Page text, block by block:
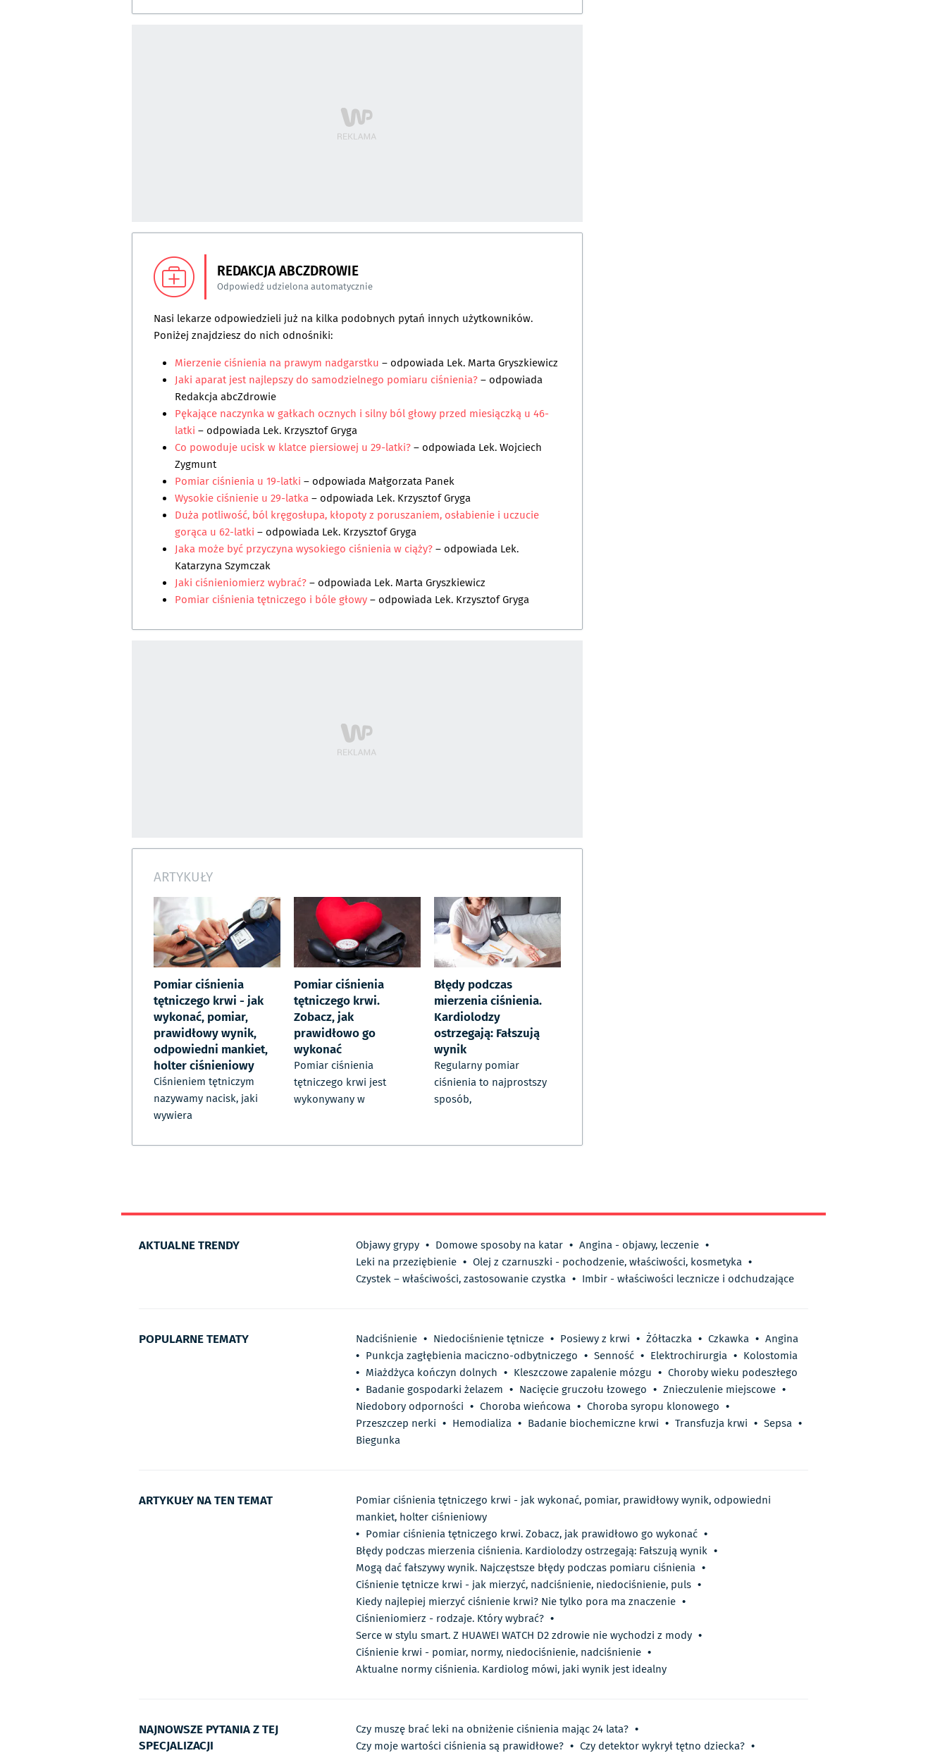
REDAKCJA ABCZDROWIE
Odpowiedź udzielona automatycznie
Nasi lekarze odpowiedzieli już na kilka podobnych pytań innych użytkowników.
Poniżej znajdziesz do nich odnośniki:
Mierzenie ciśnienia na prawym nadgarstku – odpowiada Lek. Marta Gryszkiewicz
Jaki aparat jest najlepszy do samodzielnego pomiaru ciśnienia?– odpowiada
Redakcja abcZdrowie
Pękające naczynka w gałkach ocznych i silny ból głowy przed miesiączką u 46-
latki – odpowiada Lek. Krzysztof Gryga
Co powoduje ucisk w klatce piersiowej u 29-latki?– odpowiada Lek. Wojciech
Zygmunt
Pomiar ciśnienia u 19-latki – odpowiada Małgorzata Panek
Wysokie ciśnienie u 29-latka– odpowiada Lek. Krzysztof Gryga
Duża potliwość, ból kręgosłupa, kłopoty z poruszaniem, osłabienie i uczucie
gorąca u 62-latki – odpowiada Lek. Krzysztof Gryga
Jaka może być przyczyna wysokiego ciśnienia w ciąży?– odpowiada Lek.
Katarzyna Szymczak
Jaki ciśnieniomierz wybrać?– odpowiada Lek. Marta Gryszkiewicz
Pomiar ciśnienia tętniczego i bóle głowy– odpowiada Lek. Krzysztof Gryga
ARTYKUŁY
Pomiar ciśnienia
tętniczego krwi - jak
wykonać, pomiar,
prawidłowy wynik,
odpowiedni mankiet,
holter ciśnieniowy
Ciśnieniem tętniczym
nazywamy nacisk, jaki
wywiera
Pomiar ciśnienia
tętniczego krwi.
Zobacz, jak
prawidłowo go
wykonać
Pomiar ciśnienia
tętniczego krwi jest
wykonywany w
Błędy podczas
mierzenia ciśnienia.
Kardiolodzy
ostrzegają: Fałszują
wynik
Regularny pomiar
ciśnienia to najprostszy
sposób,
AKTUALNE TRENDY Objawy grypy • Domowe sposoby na katar • Angina - objawy, leczenie •
Leki na przeziębienie • Olej z czarnuszki - pochodzenie, właściwości, kosmetyka •
Czystek – właściwości, zastosowanie czystka • Imbir - właściwości lecznicze i odchudzające
POPULARNE TEMATY Nadciśnienie • Niedociśnienie tętnicze • Posiewy z krwi • Żółtaczka • Czkawka • Angina
• Punkcja zagłębienia maciczno-odbytniczego • Senność • Elektrochirurgia • Kolostomia
• Miażdżyca kończyn dolnych • Kleszczowe zapalenie mózgu • Choroby wieku podeszłego
• Badanie gospodarki żelazem • Nacięcie gruczołu łzowego • Znieczulenie miejscowe •
Niedobory odporności • Choroba wieńcowa • Choroba syropu klonowego •
Przeszczep nerki • Hemodializa • Badanie biochemiczne krwi • Transfuzja krwi • Sepsa •
Biegunka
ARTYKUŁY NA TEN TEMAT
Pomiar ciśnienia tętniczego krwi - jak wykonać, pomiar, prawidłowy wynik, odpowiedni
mankiet, holter ciśnieniowy
• Pomiar ciśnienia tętniczego krwi. Zobacz, jak prawidłowo go wykonać •
Błędy podczas mierzenia ciśnienia. Kardiolodzy ostrzegają: Fałszują wynik •
Mogą dać fałszywy wynik. Najczęstsze błędy podczas pomiaru ciśnienia •
Ciśnienie tętnicze krwi - jak mierzyć, nadciśnienie, niedociśnienie, puls •
Kiedy najlepiej mierzyć ciśnienie krwi? Nie tylko pora ma znaczenie •
Ciśnieniomierz - rodzaje. Który wybrać? •
Serce w stylu smart. Z HUAWEI WATCH D2 zdrowie nie wychodzi z mody •
Ciśnienie krwi - pomiar, normy, niedociśnienie, nadciśnienie •
Aktualne normy ciśnienia. Kardiolog mówi, jaki wynik jest idealny
NAJNOWSZE PYTANIA Z TEJ
SPECJALIZACJI
Czy muszę brać leki na obniżenie ciśnienia mając 24 lata? •
Czy moje wartości ciśnienia są prawidłowe? • Czy detektor wykrył tętno dziecka? •